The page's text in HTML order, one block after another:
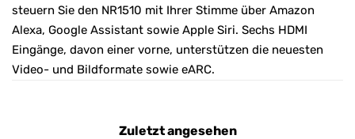
steuern Sie den NR1510 mit Ihrer Stimme über Amazon
Alexa, Google Assistant sowie Apple Siri. Sechs HDMI
Eingänge, davon einer vorne, unterstützen die neuesten
Video- und Bildformate sowie eARC.
Zuletzt angesehen